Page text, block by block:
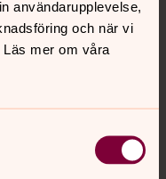
användarupplevelse,
och när vi
mer om våra